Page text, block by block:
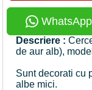
Descriere :
de aur alb),
Sunt decorati cu
albe mici.